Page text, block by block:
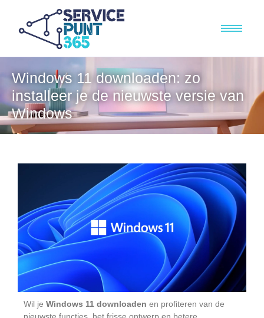
Windows 11 downloaden: zo
installeer je de nieuwste versie van
Windows
Wil je Windows 11 downloaden en profiteren van de